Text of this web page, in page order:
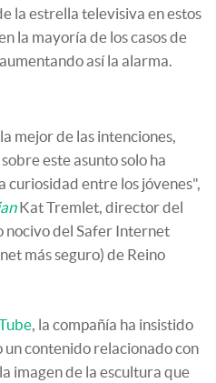
la estrella televisiva en estos
la mayoría de los casos de
así la alarma.
mejor de las intenciones,
este asunto solo ha
curiosidad entre los jóvenes",
Kat Tremlet, director del
del Safer Internet
más seguro) de Reino
, la compañía ha insistido
un contenido relacionado con
imagen de la escultura que